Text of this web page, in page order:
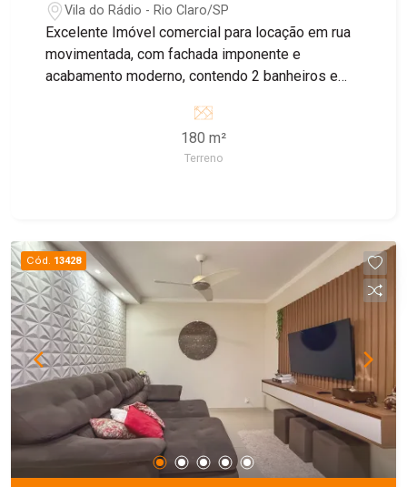
Vila do Rádio - Rio Claro/SP
Excelente Imóvel comercial para locação em rua
movimentada, com fachada imponente e
acabamento moderno, contendo 2 banheiros e
superior, recuo para 4 carros.
180 m²
Terreno
Cód. 13428